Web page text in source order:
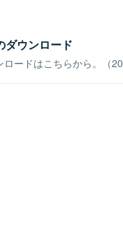
ダウンロード
ードはこちらから。（